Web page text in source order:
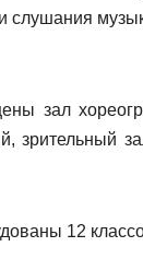
слушания
зал
зрительный
12